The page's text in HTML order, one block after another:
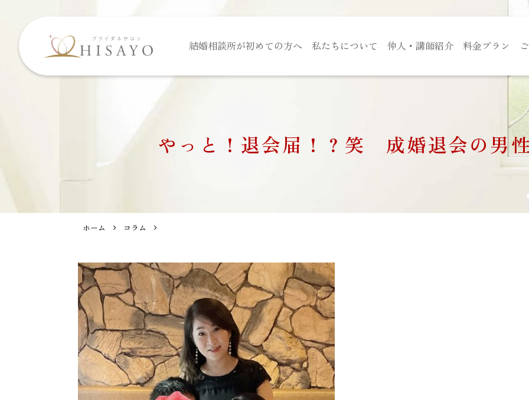
結婚相談所が初めての方へ 私たちについて 仲人・講師紹介 料金プラン
やっと！退会届！？笑 成婚退会の男
ホーム コラム